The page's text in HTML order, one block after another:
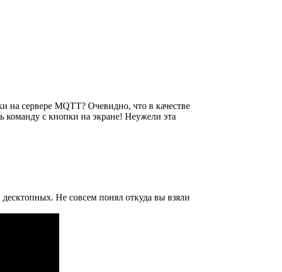
на сервере MQTT? Очевидно, что в качестве
команду с кнопки на экране! Неужели эта
Не совсем понял откуда вы взяли